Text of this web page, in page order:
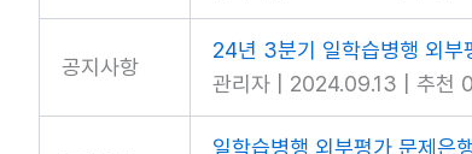
공지사항
24년 3분기 일학습병행 외부
관리자
2024.09.13 추천 0
일학습병행 외부평가 문제은